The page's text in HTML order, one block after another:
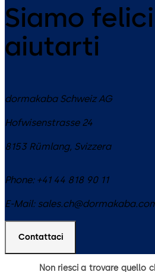
Siamo
aiutarti
dormakaba Schweiz AG
Hofwisenstrasse 24
8153 Rümlang, Svizzera
Phone: +41 44 818 90 11
E-Mail:
Contattaci
Non riesci a trovare quello